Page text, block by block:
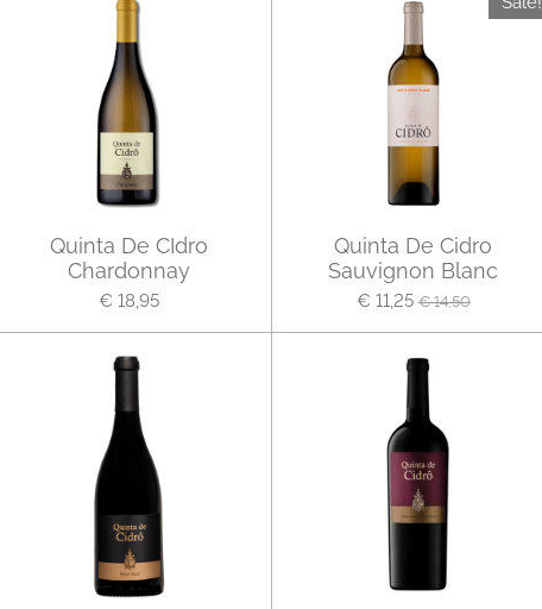
Quinta De CIdro
Chardonnay
€ 18,95
Quinta De Cidro
Sauvignon Blanc
€ 11,25 € 14,50